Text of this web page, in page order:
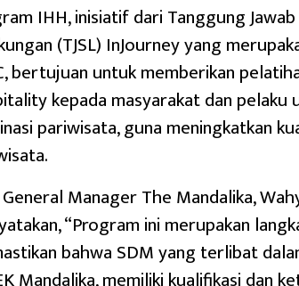
IHH, inisiatif dari Tanggung
(TJSL) InJourney yang
bertujuan untuk memberikan
kepada masyarakat dan pelaku
pariwisata, guna meningkatkan
General Manager The Mandalika,
“Program ini merupakan
bahwa SDM yang terlibat